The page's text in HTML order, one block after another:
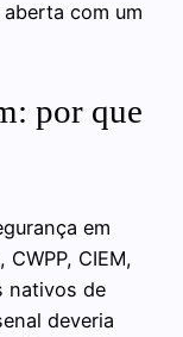
com um
por que
em
CIEM,
nativos de
deveria